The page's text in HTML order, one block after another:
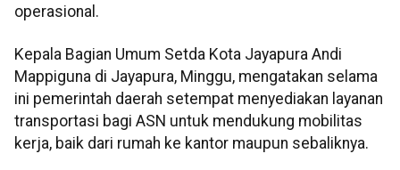
operasional.
Kepala Bagian Umum Setda Kota Jayapura Andi
Mappiguna di Jayapura, Minggu, mengatakan selama
ini pemerintah daerah setempat menyediakan layanan
transportasi bagi ASN untuk mendukung mobilitas
kerja, baik dari rumah ke kantor maupun sebaliknya.